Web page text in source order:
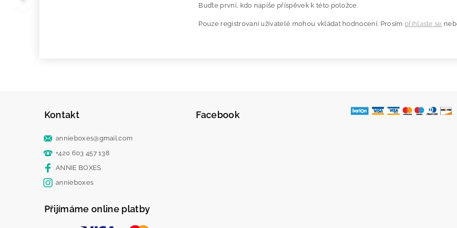
Buďte první, kdo napíše příspěvek k této položce.
Pouze registrovaní uživatelé mohou vkládat hodnocení. Prosím přihlaste se
Kontakt
annieboxes@gmail.com
+420 603 457 138
ANNIE BOXES
annieboxes
Facebook
Přijímáme online platby